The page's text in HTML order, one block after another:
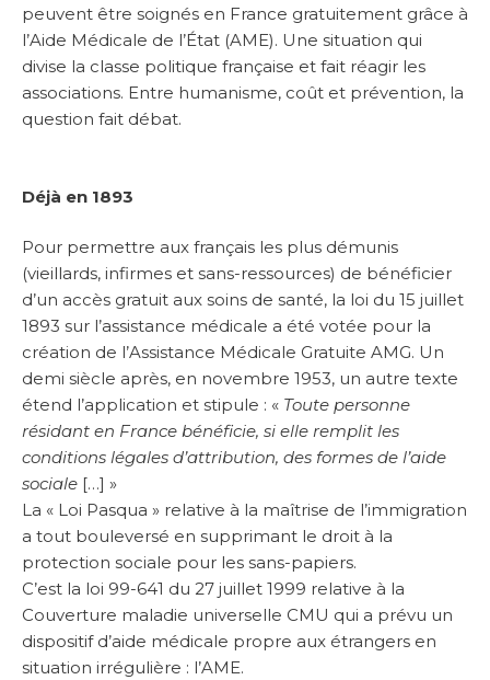
peuvent être soignés en France gratuitement grâce à
l’Aide Médicale de l’État (AME). Une situation qui
divise la classe politique française et fait réagir les
associations. Entre humanisme, coût et prévention, la
question fait débat.
Déjà en 1893
Pour permettre aux français les plus démunis
(vieillards, infirmes et sans-ressources) de bénéficier
d’un accès gratuit aux soins de santé, la loi du 15 juillet
1893 sur l’assistance médicale a été votée pour la
création de l’Assistance Médicale Gratuite AMG. Un
demi siècle après, en novembre 1953, un autre texte
étend l’application et stipule : « Toute personne
résidant en France bénéficie, si elle remplit les
conditions légales d’attribution, des formes de l’aide
sociale […] »
La « Loi Pasqua » relative à la maîtrise de l’immigration
a tout bouleversé en supprimant le droit à la
protection sociale pour les sans-papiers.
C’est la loi 99-641 du 27 juillet 1999 relative à la
Couverture maladie universelle CMU qui a prévu un
dispositif d’aide médicale propre aux étrangers en
situation irrégulière : l’AME.